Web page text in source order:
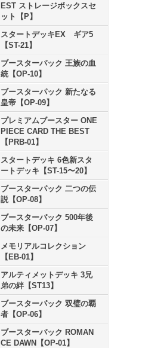
EST ストレージボックスセ
ット【P】
スタートデッキEX ギア5
【ST-21】
ブースターパック 王族の血
統【OP-10】
ブースターパック 新たなる
皇帝【OP-09】
プレミアムブースター ONE
PIECE CARD THE BEST
【PRB-01】
スタートデッキ 6色新スタ
ートデッキ【ST-15〜20】
ブースターパック 二つの伝
説【OP-08】
ブースターパック 500年後
の未来【OP-07】
メモリアルコレクション
【EB-01】
アルティメットデッキ 3兄
弟の絆【ST13】
ブースターパック 双璧の覇
者【OP-06】
ブースターパック ROMAN
CE DAWN【OP-01】